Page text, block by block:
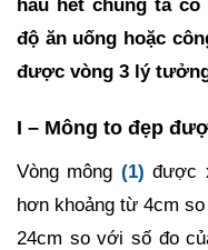
hầu hết chúng ta
độ ăn uống hoặc
được vòng 3 lý
I – Mông to đẹp
Vòng mông (1) được
hơn khoảng từ 4cm
24cm so với số đo